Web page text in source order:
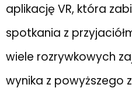
aplikację VR, która
spotkania z
wiele rozrywkowych
wynika z powyższego